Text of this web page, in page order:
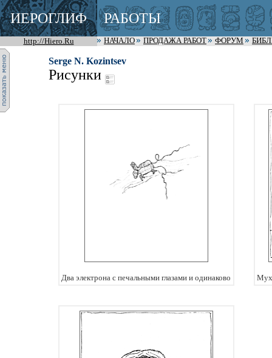
ИЕРОГЛИФ РАБОТЫ
http://Hiero.Ru НАЧАЛО ПРОДАЖА РАБОТ ФОРУМ
Serge N. Kozintsev
Рисунки
Два электрона с печальными глазами и одинаково